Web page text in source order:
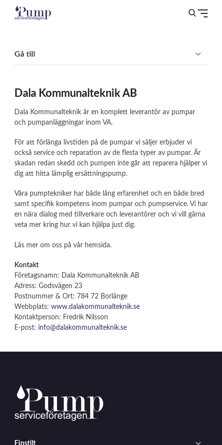
Gå till
Dala Kommunalteknik AB
Dala Kommunalteknik är en komplett leverantör av pumpar
och pumpanläggningar inom VA.
För att förlänga livstiden på de pumpar vi säljer erbjuder vi
också service och reparation av de flesta typer av pumpar. Är
skadan redan skedd och pumpen inte går att reparera hjälper vi
dig att hitta lämplig ersättningspump.
Våra pumptekniker har både lång erfarenhet och en både bred
samt specifik kompetens inom pumpar och pumpservice. Vi har
en nära dialog med tillverkare och leverantörer och vi vill gärna
veta mer kring hur vi kan hjälpa just dig.
Läs mer om oss på vår hemsida.
Kontakt
Företagsnamn: Dala Kommunalteknik AB
Adress: Godsvägen 23
Postnummer & Ort: 784 72 Borlänge
Webbplats: www.dalakommunalteknik.se
Kontaktperson: Fredrik Nilsson
E-post: info@dalakommunalteknik.se
Finstilt